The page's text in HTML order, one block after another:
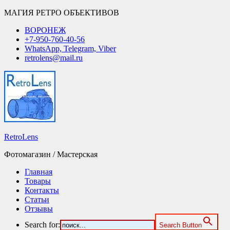
МАГИЯ РЕТРО ОБЪЕКТИВОВ
ВОРОНЕЖ
+7-950-760-40-56
WhatsApp, Telegram, Viber
retrolens@mail.ru
RetroLens
Фотомагазин / Мастерская
Главная
Товары
Контакты
Статьи
Отзывы
Search for:
Search Button